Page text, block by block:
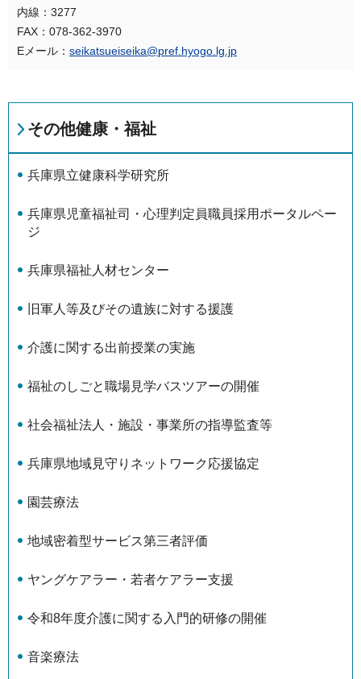
内線：3277
FAX：078-362-3970
Eメール： seikatsueiseika@pref.hyogo.lg.jp
その他健康・福祉
兵庫県立健康科学研究所
兵庫県児童福祉司・心理判定員職員採用ポータルペー
ジ
兵庫県福祉人材センター
旧軍人等及びその遺族に対する援護
介護に関する出前授業の実施
福祉のしごと職場見学バスツアーの開催
社会福祉法人・施設・事業所の指導監査等
兵庫県地域見守りネットワーク応援協定
園芸療法
地域密着型サービス第三者評価
ヤングケアラー・若者ケアラー支援
令和8年度介護に関する入門的研修の開催
音楽療法